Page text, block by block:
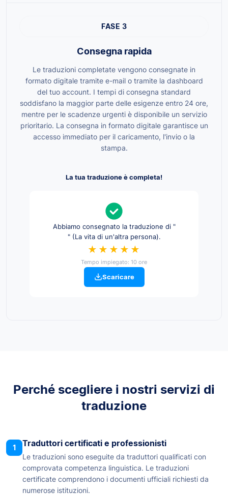
FASE 3
Consegna rapida
Le traduzioni completate vengono consegnate in
formato digitale tramite e-mail o tramite la dashboard
del tuo account. I tempi di consegna standard
soddisfano la maggior parte delle esigenze entro 24 ore,
mentre per le scadenze urgenti è disponibile un servizio
prioritario. La consegna in formato digitale garantisce un
accesso immediato per il caricamento, l'invio o la
stampa.
La tua traduzione è completa!
Abbiamo consegnato la traduzione di "
" (La vita di un'altra persona).
★★★★★
Tempo impiegato: 10 ore
Scaricare
Perché scegliere i nostri servizi di
traduzione
1 Traduttori certificati e professionisti
Le traduzioni sono eseguite da traduttori qualificati con
comprovata competenza linguistica. Le traduzioni
certificate comprendono i documenti ufficiali richiesti da
numerose istituzioni.